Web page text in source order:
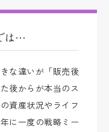
は…
な違いが「販売後
後からが本当のス
資産状況やライフ
に一度の戦略ミー